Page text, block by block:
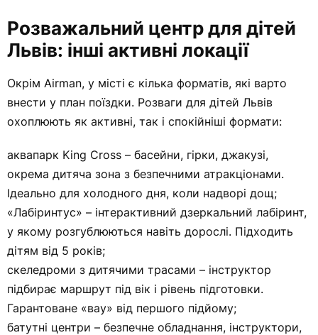
Розважальний центр для дітей
Львів: інші активні локації
Окрім Airman, у місті є кілька форматів, які варто
внести у план поїздки. Розваги для дітей Львів
охоплюють як активні, так і спокійніші формати:
аквапарк King Cross – басейни, гірки, джакузі,
окрема дитяча зона з безпечними атракціонами.
Ідеально для холодного дня, коли надворі дощ;
«Лабіринтус» – інтерактивний дзеркальний лабіринт,
у якому розгублюються навіть дорослі. Підходить
дітям від 5 років;
скеледроми з дитячими трасами – інструктор
підбирає маршрут під вік і рівень підготовки.
Гарантоване «вау» від першого підйому;
батутні центри – безпечне обладнання, інструктори,